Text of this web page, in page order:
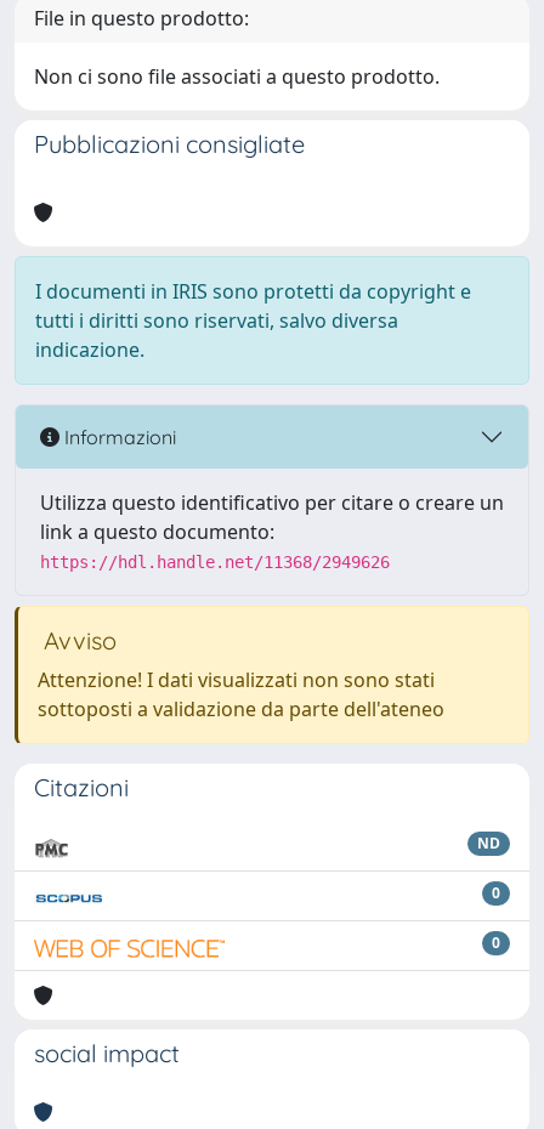
File in questo prodotto:
Non ci sono file associati a questo prodotto.
Pubblicazioni consigliate
I documenti in IRIS sono protetti da copyright e
tutti i diritti sono riservati, salvo diversa
indicazione.
Informazioni
Utilizza questo identificativo per citare o creare un
link a questo documento:
https://hdl.handle.net/11368/2949626
Avviso
Attenzione! I dati visualizzati non sono stati
sottoposti a validazione da parte dell'ateneo
Citazioni
ND
0
0
social impact